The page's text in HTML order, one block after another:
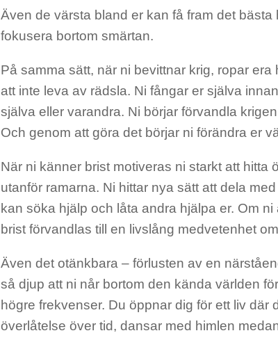
Även de värsta bland er kan få fram det bästa
fokusera bortom smärtan.
På samma sätt, när ni bevittnar krig, ropar
att inte leva av rädsla. Ni fångar er själva
själva eller varandra. Ni börjar förvandla
Och genom att göra det börjar ni förändra er
När ni känner brist motiveras ni starkt att hitta
utanför ramarna. Ni hittar nya sätt att dela
kan söka hjälp och låta andra hjälpa er. Om
brist förvandlas till en livslång medvetenhet
Även det otänkbara – förlusten av en
så djup att ni når bortom den kända världen
högre frekvenser. Du öppnar dig för ett liv där
överlåtelse över tid, dansar med himlen